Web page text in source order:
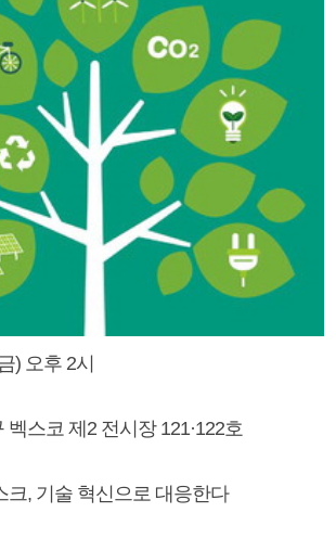
) 오후 2시
스코 제2 전시장 121·122호
, 기술 혁신으로 대응한다